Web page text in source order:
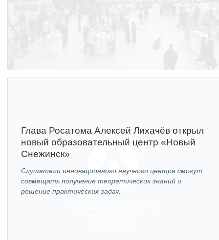
Глава Росатома Алексей Лихачёв открыл
новый образовательный центр «Новый
Снежинск»
Слушатели инновационного научного центра смогут
совмещать получение теоретических знаний и
решение практических задач.